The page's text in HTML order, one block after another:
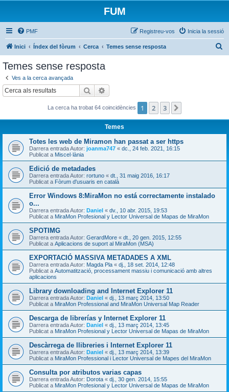
FUM
PMF Inicia la sessió
Registreu-vos
Inici Índex del fòrum Cerca Temes sense resposta
Temes sense resposta
Ves a la cerca avançada
Cerca
La cerca ha trobat 64 coincidències 1 2 3
Temes
Totes les web de Miramon han passat a ser https
Darrera entrada Autor: joanma747 « dc., 24 feb. 2021, 16:15
Publicat a Miscel·lània
Edició de metadades
Darrera entrada Autor: rortuno « dt., 31 maig 2016, 16:17
Publicat a Fòrum d'usuaris en català
Error Windows 8:MiraMon no está correctamente instalado
o...
Darrera entrada Autor: Daniel « dv., 10 abr. 2015, 19:53
Publicat a MiraMon Profesional y Lector Universal de Mapas de MiraMon
SPOTIMG
Darrera entrada Autor: GerardMore « dt., 20 gen. 2015, 12:55
Publicat a Aplicacions de suport al MiraMon (MSA)
EXPORTACIÓ MASSIVA METADADES A XML
Darrera entrada Autor: Magda Pla « dj., 18 set. 2014, 12:48
Publicat a Automatització, processament massiu i comunicació amb altres
aplicacions
Library downloading and Internet Explorer 11
Darrera entrada Autor: Daniel « dj., 13 març 2014, 13:50
Publicat a MiraMon Professional and MiraMon Universal Map Reader
Descarga de librerías y Internet Explorer 11
Darrera entrada Autor: Daniel « dj., 13 març 2014, 13:45
Publicat a MiraMon Profesional y Lector Universal de Mapas de MiraMon
Descàrrega de llibreries i Internet Explorer 11
Darrera entrada Autor: Daniel « dj., 13 març 2014, 13:39
Publicat a MiraMon Professional i Lector Universal de Mapes del MiraMon
Consulta por atributos varias capas
Darrera entrada Autor: Dorota « dj., 30 gen. 2014, 15:55
Publicat a MiraMon Profesional y Lector Universal de Mapas de MiraMon